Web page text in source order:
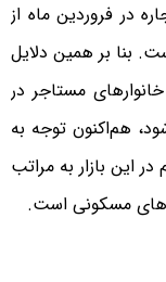
در فروردین ماه از
بنا بر همین دلایل
مستاجر در
هم‌‌‌‌اکنون توجه به
این بازار به مراتب
مسکونی است.